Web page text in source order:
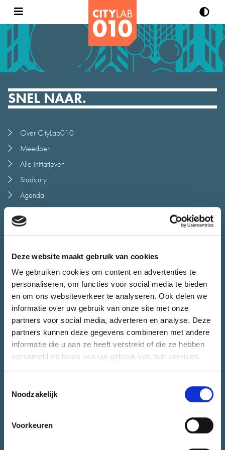
Deze website maakt gebruik van cookies
We gebruiken cookies om content en advertenties te
personaliseren, om functies voor social media te bieden
en om ons websiteverkeer te analyseren. Ook delen we
informatie over uw gebruik van onze site met onze
partners voor social media, adverteren en analyse. Deze
partners kunnen deze gegevens combineren met andere
informatie die u aan ze heeft verstrekt of die ze hebben
verzameld op basis van uw gebruik van hun services.
Noodzakelijk
Voorkeuren
SNEL NAAR.
Over CityLab010
Meedoen
Alle initiatieven
Stadsjury
Agenda
Nieuws
Juryrapport
CONTACT.
Heb je vragen over CityLab010 of wil je jouw initiatief bespreken.
Het team van CityLab010 staat voor je klaar.
CONTACT EEN ADVISEUR
NIEUWSBRIEF.
Wil je informatie over nieuwe workshops, events en het laatste nieuws
ontvangen? Schrijf je dan in voor de CityLab010-nieuwsbrief.